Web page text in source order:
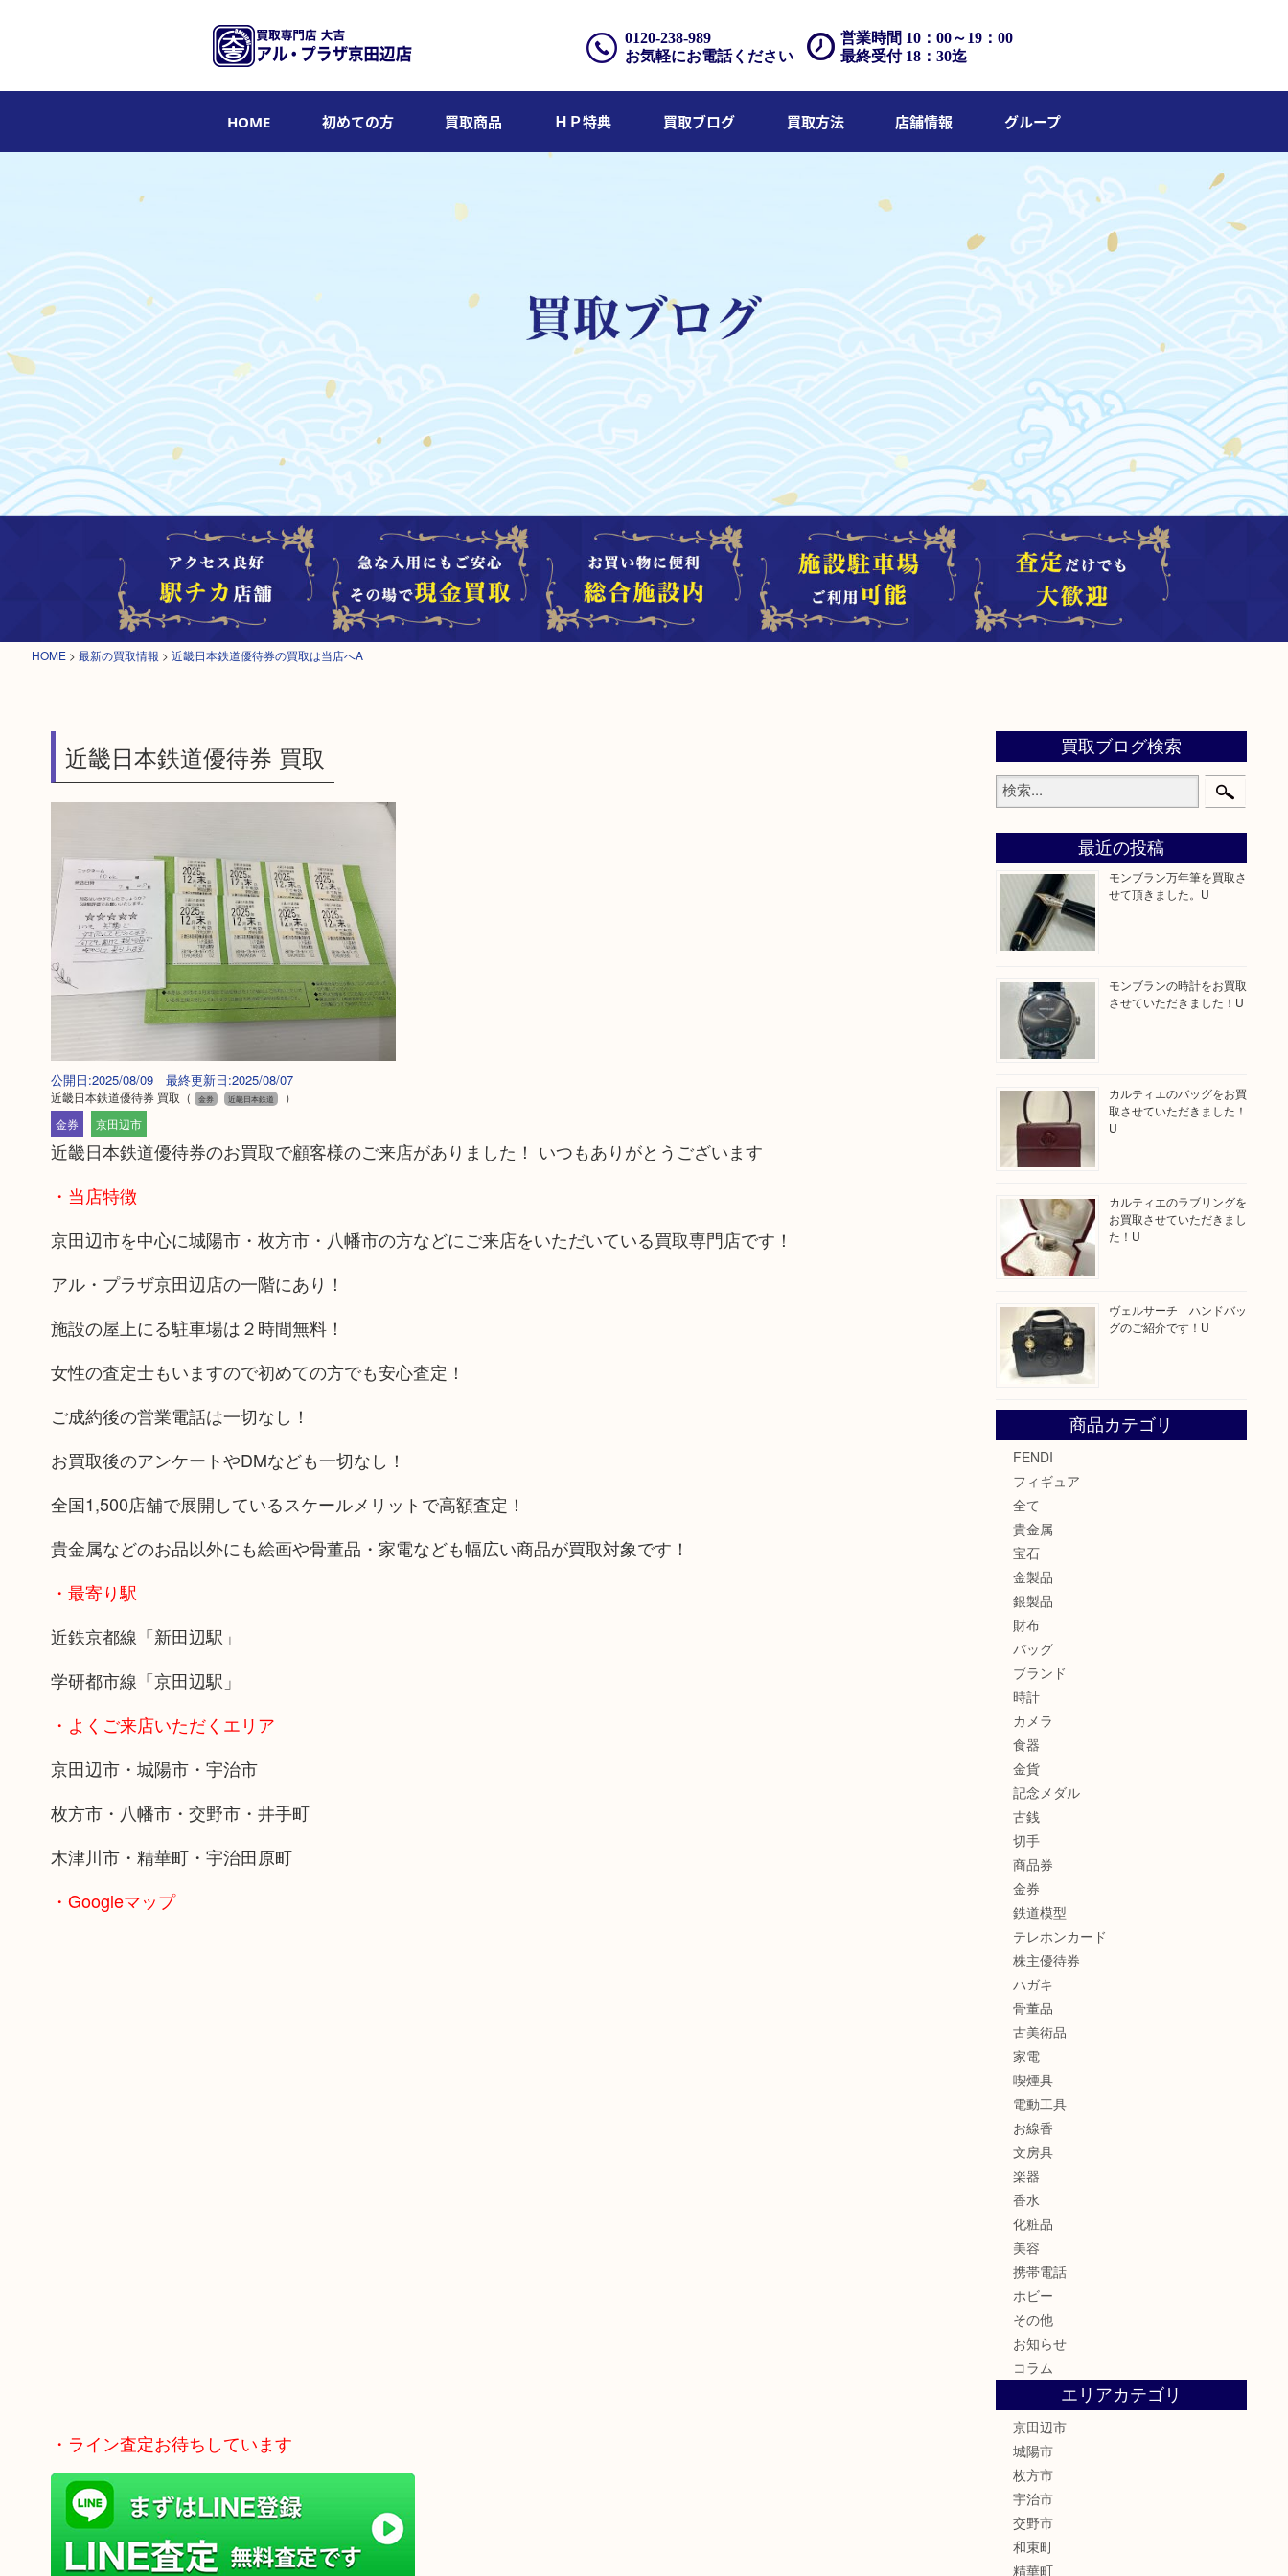
営業時間 10：00～19：00
最終受付 18：30迄
0120-238-989
お気軽にお電話ください
HOME 初めての方 買取商品 ＨＰ特典 買取ブログ 買取方法 店舗情報 グループ
HOME > 最新の買取情報 > 近畿日本鉄道優待券の買取は当店へA
近畿日本鉄道優待券 買取
公開日:2025/08/09 最終更新日:2025/08/07
近畿日本鉄道優待券 買取 （ 金券 近畿日本鉄道
）
金券
京田辺市
近畿日本鉄道優待券のお買取で顧客様のご来店がありました！ いつもありがとうございます
・当店特徴
京田辺市を中心に城陽市・枚方市・八幡市の方などにご来店をいただいている買取専門店です！
アル・プラザ京田辺店の一階にあり！
施設の屋上にる駐車場は２時間無料！
女性の査定士もいますので初めての方でも安心査定！
ご成約後の営業電話は一切なし！
お買取後のアンケートやDMなども一切なし！
全国1,500店舗で展開しているスケールメリットで高額査定！
貴金属などのお品以外にも絵画や骨董品・家電なども幅広い商品が買取対象です！
・最寄り駅
近鉄京都線「新田辺駅」
学研都市線「京田辺駅」
・よくご来店いただくエリア
京田辺市・城陽市・宇治市
枚方市・八幡市・交野市・井手町
木津川市・精華町・宇治田原町
・Googleマップ
・ライン査定お待ちしています
買取ブログ検索
最近の投稿
モンブラン万年筆を買取さ
せて頂きました。U
モンブランの時計をお買取
させていただきました！U
カルティエのバッグをお買
取させていただきました！
U
カルティエのラブリングを
お買取させていただきまし
た！U
ヴェルサーチ ハンドバッ
グのご紹介です！U
商品カテゴリ
FENDI
フィギュア
全て
貴金属
宝石
金製品
銀製品
財布
バッグ
ブランド
時計
カメラ
食器
金貨
記念メダル
古銭
切手
商品券
金券
鉄道模型
テレホンカード
株主優待券
ハガキ
骨董品
古美術品
家電
喫煙具
電動工具
お線香
文房具
楽器
香水
化粧品
美容
携帯電話
ホビー
その他
お知らせ
コラム
エリアカテゴリ
京田辺市
城陽市
枚方市
宇治市
交野市
和束町
精華町